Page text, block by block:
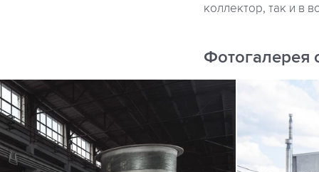
коллектор, так и в
Фотогалерея